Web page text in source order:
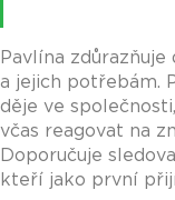
Pavlína
a jejich potřebám.
děje ve
včas reagovat na
Doporučuje
kteří jako první